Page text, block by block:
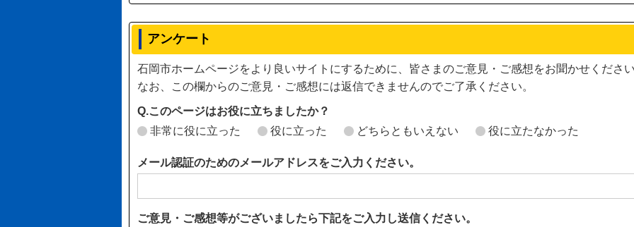
アンケート
石岡市ホームページをより良いサイトにするために、皆さまのご意見・ご感想をお聞かせくださ
なお、この欄からのご意見・ご感想には返信できませんのでご了承ください。
Q.このページはお役に立ちましたか？
非常に役に立った
役に立った どちらともいえない 役に立たなかった
メール認証のためのメールアドレスをご入力ください。
ご意見・ご感想等がございましたら下記をご入力し送信ください。